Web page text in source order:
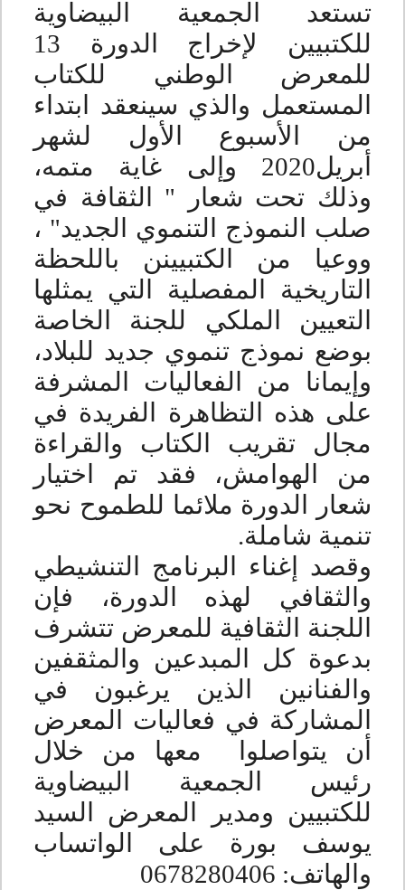
تستعد الجمعية البيضاوية
للكتبيين لإخراج الدورة 13
للمعرض الوطني للكتاب
المستعمل والذي سينعقد ابتداء
من الأسبوع الأول لشهر
أبريل2020 وإلى غاية متمه،
وذلك تحت شعار " الثقافة في
صلب النموذج التنموي الجديد" ،
ووعيا من الكتبيينن باللحظة
التاريخية المفصلية التي يمثلها
التعيين الملكي للجنة الخاصة
بوضع نموذج تنموي جديد للبلاد،
وإيمانا من الفعاليات المشرفة
على هذه التظاهرة الفريدة في
مجال تقريب الكتاب والقراءة
من الهوامش، فقد تم اختيار
شعار الدورة ملائما للطموح نحو
تنمية شاملة.
وقصد إغناء البرنامج التنشيطي
والثقافي لهذه الدورة، فإن
اللجنة الثقافية للمعرض تتشرف
بدعوة كل المبدعين والمثقفين
والفنانين الذين يرغبون في
المشاركة في فعاليات المعرض
أن يتواصلوا معها من خلال
رئيس الجمعية البيضاوية
للكتبيين ومدير المعرض السيد
يوسف بورة على الواتساب
والهاتف: 0678280406